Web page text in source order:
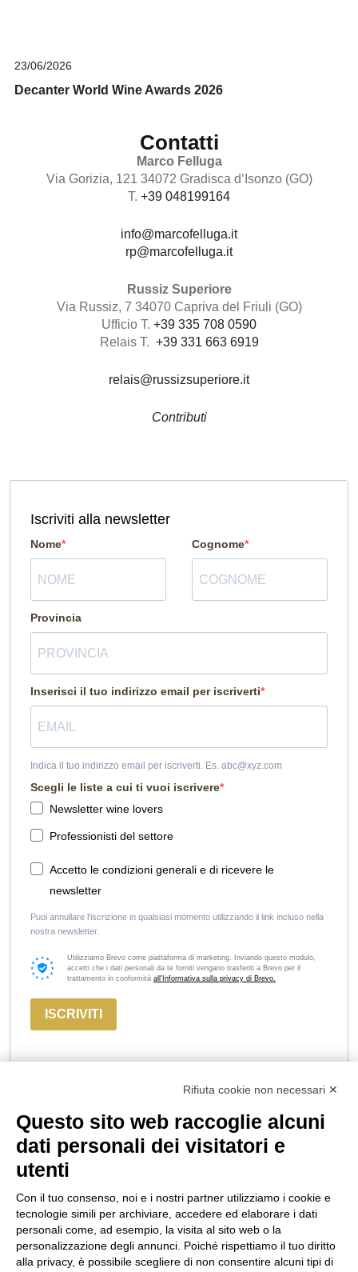
23/06/2026
Decanter World Wine Awards 2026
Contatti
Marco Felluga
Via Gorizia, 121 34072 Gradisca d’Isonzo (GO)
T. +39 048199164
info@marcofelluga.it
rp@marcofelluga.it
Russiz Superiore
Via Russiz, 7 34070 Capriva del Friuli (GO)
Ufficio T. +39 335 708 0590
Relais T. +39 331 663 6919
relais@russizsuperiore.it
Contributi
Iscriviti alla newsletter
Nome Cognome
Provincia
Inserisci il tuo indirizzo email per iscriverti
Indica il tuo indirizzo email per iscriverti. Es. abc@xyz.com
Scegli le liste a cui ti vuoi iscrivere
Newsletter wine lovers
Professionisti del settore
Accetto le condizioni generali e di ricevere le
newsletter
Puoi annullare l'iscrizione in qualsiasi momento utilizzando il link incluso nella
nostra newsletter.
Utilizziamo Brevo come piattaforma di marketing. Inviando questo modulo,
accetti che i dati personali da te forniti vengano trasferiti a Brevo per il
trattamento in conformità all'Informativa sulla privacy di Brevo.
ISCRIVITI
Marco
Felluga
Via Gorizia, 121
34072 Gradisca
d’Isonzo (GO)
T.+39 048199164
info@marcofelluga.it
Russiz
Superiore
34070 Capriva del
Friuli (GO)
Ufficio T.+39 335
708 0590
Relais T. +39 331
Area
Legale
Condizioni
Privacy Policy
Codice Etico
Cookie policy
Rifiuta cookie non necessari ✕
Questo sito web raccoglie alcuni
dati personali dei visitatori e
utenti
Con il tuo consenso, noi e i nostri partner utilizziamo i cookie e
tecnologie simili per archiviare, accedere ed elaborare i dati
personali come, ad esempio, la visita al sito web o la
personalizzazione degli annunci. Poiché rispettiamo il tuo diritto
alla privacy, è possibile scegliere di non consentire alcuni tipi di